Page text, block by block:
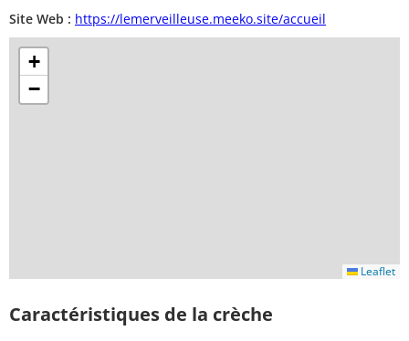
Site Web : https://lemerveilleuse.meeko.site/accueil
+
−
Leaflet
Caractéristiques de la crèche